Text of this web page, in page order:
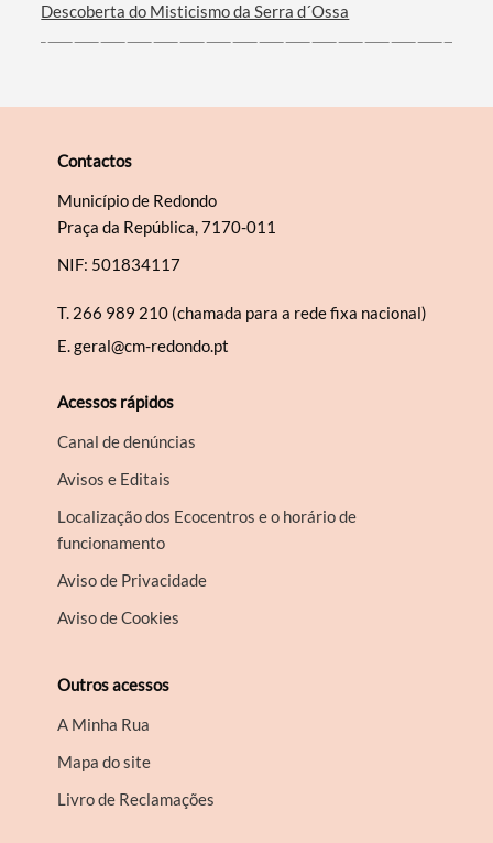
Descoberta do Misticismo da Serra d´Ossa
Contactos
Município de Redondo
Praça da República, 7170-011
NIF: 501834117
T. 266 989 210 (chamada para a rede fixa nacional)
E.geral@cm-redondo.pt
Acessos rápidos
Canal de denúncias
Avisos e Editais
Localização dos Ecocentros e o horário de
funcionamento
Aviso de Privacidade
Aviso de Cookies
Outros acessos
A Minha Rua
Mapa do site
Livro de Reclamações